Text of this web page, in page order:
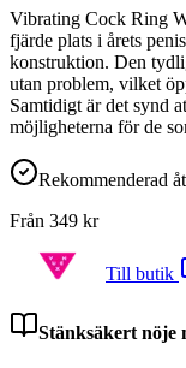
Vibrating Cock Ring
fjärde plats i årets
konstruktion. Den
utan problem, vilket
Samtidigt är det synd
möjligheterna för de
Rekommenderad
Från 349 kr
Till butik
Stänksäkert nöje